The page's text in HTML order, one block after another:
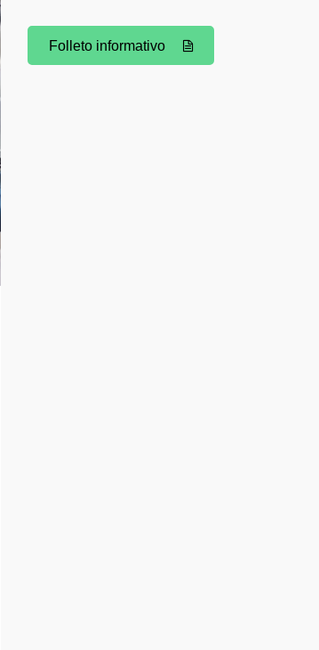
(Abre una nueva ventana)
Folleto informativo